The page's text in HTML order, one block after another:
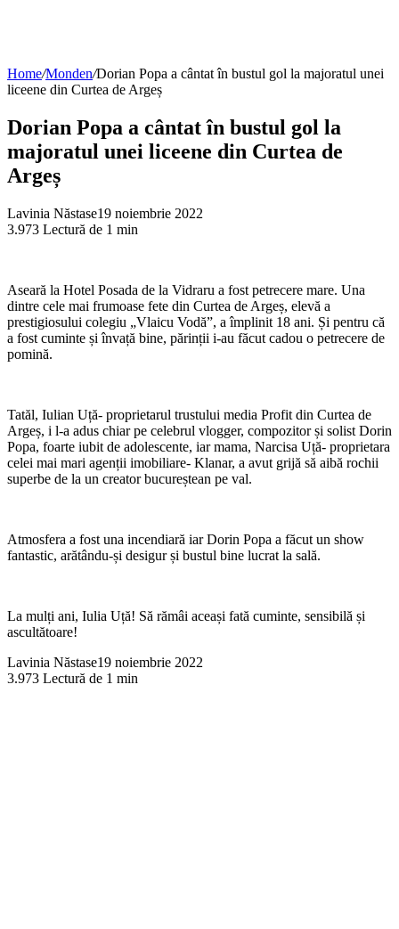
Home/Monden/Dorian Popa a cântat în bustul gol la majoratul unei
liceene din Curtea de Argeș
Dorian Popa a cântat în bustul gol la
majoratul unei liceene din Curtea de
Argeș
Lavinia Năstase19 noiembrie 2022
3.973 Lectură de 1 min
Aseară la Hotel Posada de la Vidraru a fost petrecere mare. Una
dintre cele mai frumoase fete din Curtea de Argeș, elevă a
prestigiosului colegiu „Vlaicu Vodă”, a împlinit 18 ani. Și pentru că
a fost cuminte și învață bine, părinții i-au făcut cadou o petrecere de
pomină.
Tatăl, Iulian Uță- proprietarul trustului media Profit din Curtea de
Argeș, i l-a adus chiar pe celebrul vlogger, compozitor și solist Dorin
Popa, foarte iubit de adolescente, iar mama, Narcisa Uță- proprietara
celei mai mari agenții imobiliare- Klanar, a avut grijă să aibă rochii
superbe de la un creator bucureștean pe val.
Atmosfera a fost una incendiară iar Dorin Popa a făcut un show
fantastic, arătându-și desigur și bustul bine lucrat la sală.
La mulți ani, Iulia Uță! Să rămâi aceași fată cuminte, sensibilă și
ascultătoare!
Lavinia Năstase19 noiembrie 2022
3.973 Lectură de 1 min